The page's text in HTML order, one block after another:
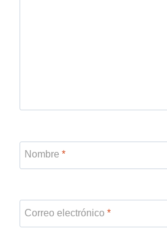
Nombre *
Correo electrónico *